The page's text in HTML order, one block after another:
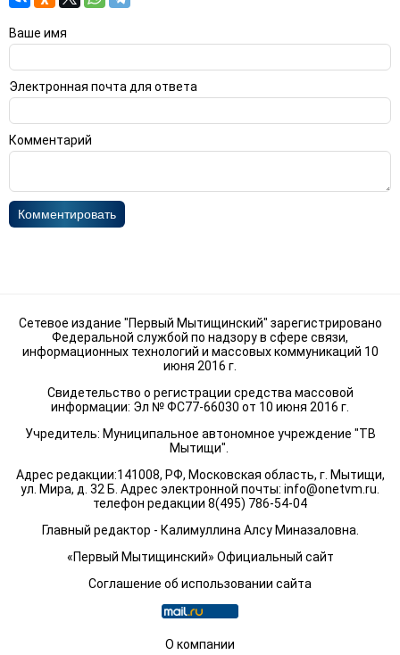
Ваше имя
Электронная почта для ответа
Комментарий
Комментировать
Сетевое издание "Первый Мытищинский" зарегистрировано
Федеральной службой по надзору в сфере связи,
информационных технологий и массовых коммуникаций 10
июня 2016 г.
Свидетельство о регистрации средства массовой
информации: Эл № ФС77-66030 от 10 июня 2016 г.
Учредитель: Муниципальное автономное учреждение "ТВ
Мытищи".
Адрес редакции:141008, РФ, Московская область, г. Мытищи,
ул. Мира, д. 32 Б. Адрес электронной почты: info@onetvm.ru
телефон редакции 8(495) 786-54-04
Главный редактор - Калимуллина Алсу Миназаловна.
«Первый Мытищинский» Официальный сайт
Соглашение об использовании сайта
О компании